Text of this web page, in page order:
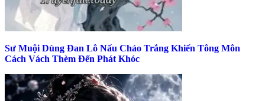
Sư Muội Dùng Đan Lô Nấu Cháo Trắng Khiến Tông Môn
Cách Vách Thèm Đến Phát Khóc